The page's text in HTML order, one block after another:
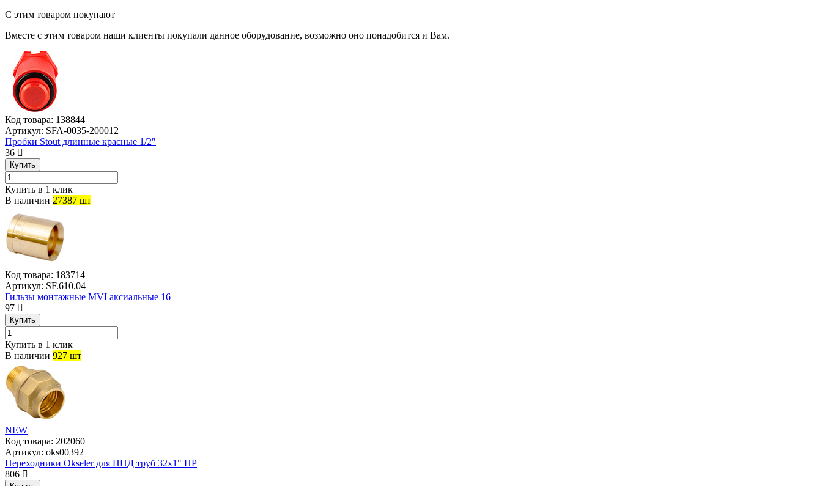
С этим товаром покупают
Вместе с этим товаром наши клиенты покупали данное оборудование, возможно оно понадобится и Вам.
Код товара: 138844
Артикул: SFA-0035-200012
Пробки Stout длинные красные 1/2″
36
Купить
Купить в 1 клик
В наличии 27387 шт
Код товара: 183714
Артикул: SF.610.04
Гильзы монтажные MVI аксиальные 16
97
Купить
Купить в 1 клик
В наличии 927 шт
NEW
Код товара: 202060
Артикул: oks00392
Переходники Okseler для ПНД труб 32х1" НР
806